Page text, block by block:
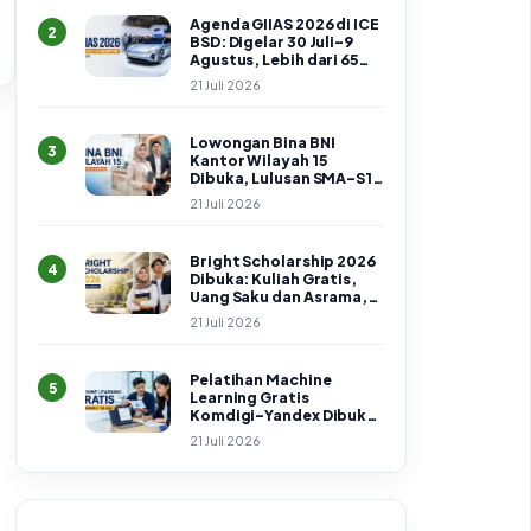
2
Agenda GIIAS 2026 di ICE
BSD: Digelar 30 Juli–9
Agustus, Lebih dari 65
Merek Hadir
21 Juli 2026
3
Lowongan Bina BNI
Kantor Wilayah 15
Dibuka, Lulusan SMA–S1
Bisa Daftar hingga 24 Juli
2026
21 Juli 2026
4
Bright Scholarship 2026
Dibuka: Kuliah Gratis,
Uang Saku dan Asrama,
Cek Syarat serta Cara
Daftar
21 Juli 2026
5
Pelatihan Machine
Learning Gratis
Komdigi–Yandex Dibuka
hingga 25 Juli 2026
21 Juli 2026